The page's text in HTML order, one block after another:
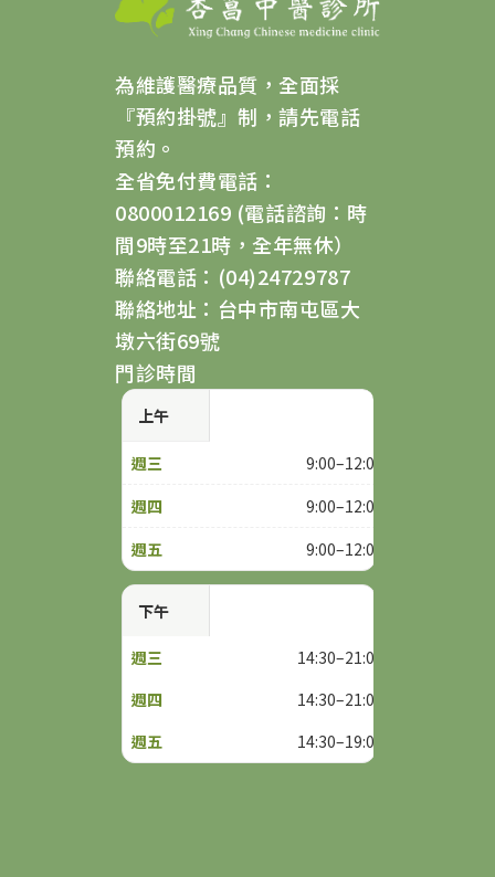
為維護醫療品質，全面採
『預約掛號』制，請先電話
預約。
全省免付費電話：
0800012169 (電話諮詢：時
間9時至21時，全年無休）
聯絡電話：(04)24729787
聯絡地址：台中市南屯區大
墩六街69號
門診時間
上午
9:00–12:00
9:00–12:00
9:00–12:00
下午
14:30–21:00
14:30–21:00
14:30–19:00